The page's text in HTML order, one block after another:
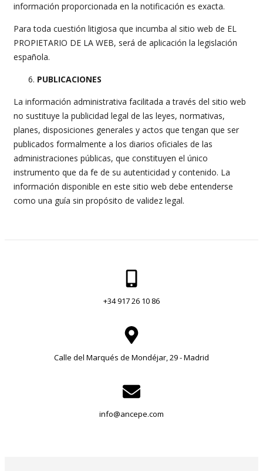
información proporcionada en la notificación es exacta.
Para toda cuestión litigiosa que incumba al sitio web de EL
PROPIETARIO DE LA WEB, será de aplicación la legislación
española.
PUBLICACIONES
La información administrativa facilitada a través del sitio web
no sustituye la publicidad legal de las leyes, normativas,
planes, disposiciones generales y actos que tengan que ser
publicados formalmente a los diarios oficiales de las
administraciones públicas, que constituyen el único
instrumento que da fe de su autenticidad y contenido. La
información disponible en este sitio web debe entenderse
como una guía sin propósito de validez legal.
+34 917 26 10 86
Calle del Marqués de Mondéjar, 29 - Madrid
info@ancepe.com